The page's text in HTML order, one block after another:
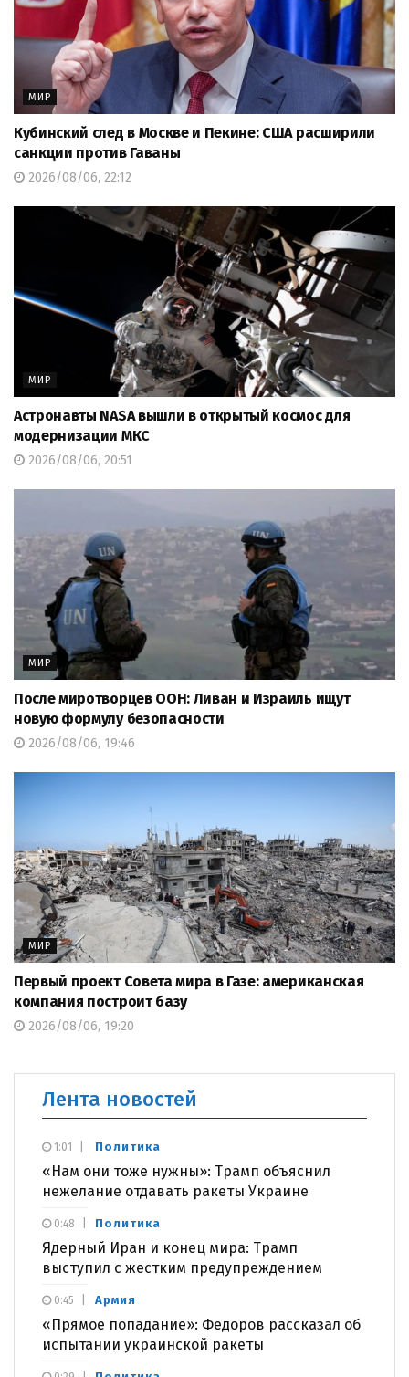
МИР
Кубинский след в Москве и Пекине: США расширили
санкции против Гаваны
2026/08/06, 22:12
МИР
Астронавты NASA вышли в открытый космос для
модернизации МКС
2026/08/06, 20:51
МИР
После миротворцев ООН: Ливан и Израиль ищут
новую формулу безопасности
2026/08/06, 19:46
МИР
Первый проект Совета мира в Газе: американская
компания построит базу
2026/08/06, 19:20
Лента новостей
Политика
«Нам они тоже нужны»: Трамп объяснил
нежелание отдавать ракеты Украине
1:01
Политика
Ядерный Иран и конец мира: Трамп
выступил с жестким предупреждением
0:48
Армия
«Прямое попадание»: Федоров рассказал об
испытании украинской ракеты
0:45